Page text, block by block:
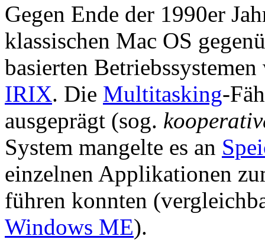
Gegen Ende der 1990er
klassischen Mac OS
basierten
IRIX. Die Multitasking-
ausgeprägt (sog.
System mangelte es an
einzelnen Applikationen
führen konnten
Windows ME).